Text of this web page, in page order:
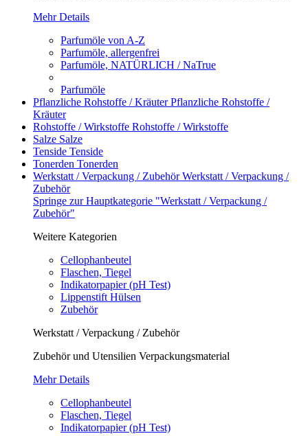
Mehr Details
Parfumöle von A-Z
Parfumöle, allergenfrei
Parfumöle, NATÜRLICH / NaTrue
Parfumöle
Pflanzliche Rohstoffe / KräuterPflanzliche Rohstoffe /
Kräuter
Rohstoffe / Wirkstoffe Rohstoffe / Wirkstoffe
Salze Salze
Tenside Tenside
Tonerden Tonerden
Werkstatt / Verpackung / ZubehörWerkstatt / Verpackung /
Zubehör
Springe zur Hauptkategorie "Werkstatt / Verpackung /
Zubehör"
Weitere Kategorien
Cellophanbeutel
Flaschen, Tiegel
Indikatorpapier (pH Test)
Lippenstift Hülsen
Zubehör
Werkstatt / Verpackung / Zubehör
Zubehör und Utensilien Verpackungsmaterial
Mehr Details
Cellophanbeutel
Flaschen, Tiegel
Indikatorpapier (pH Test)